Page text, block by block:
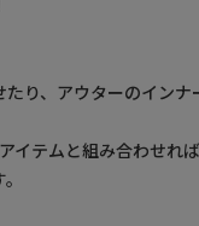
り、アウターのイン
イテムと組み合わせれ